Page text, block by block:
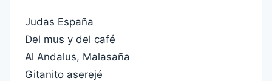
Judas España
Del mus y del café
Al Andalus, Malasaña
Gitanito aserejé